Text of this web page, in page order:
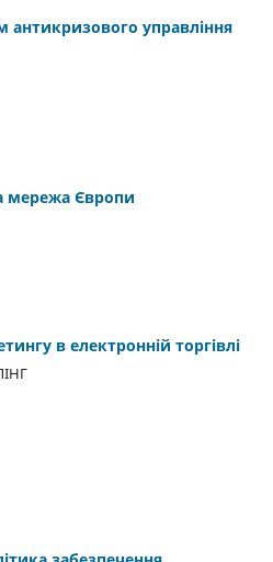
антикризового управління
мережа Європи
в електронній торгівлі